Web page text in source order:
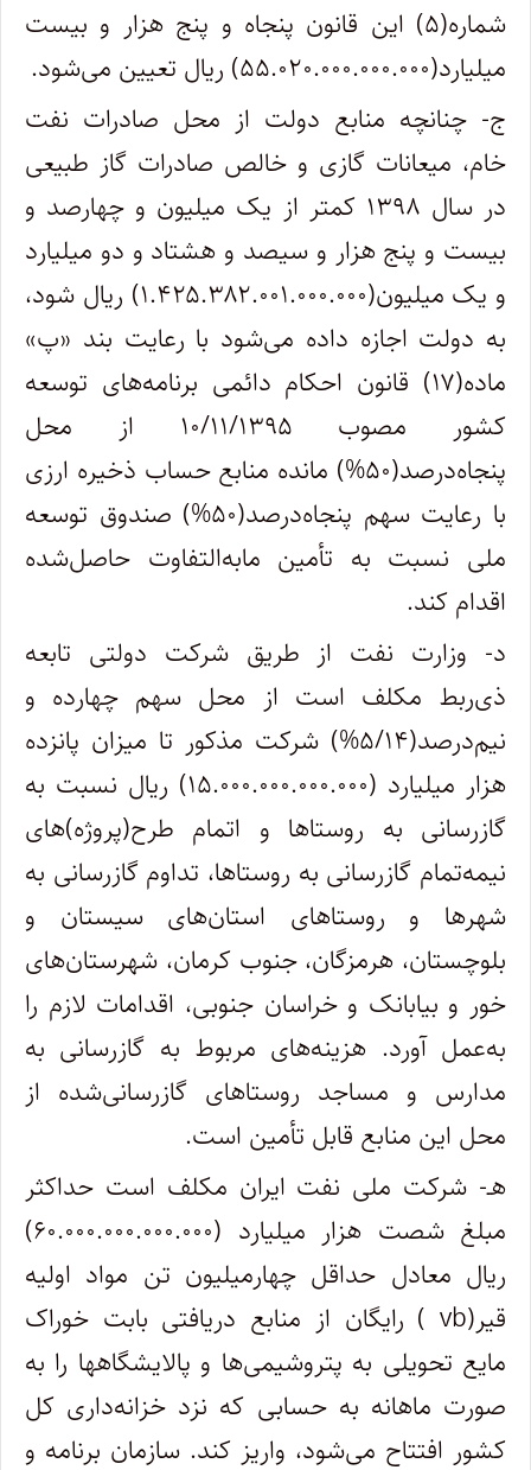
شماره(۵) این قانون پنجاه و پنج هزار و بیست
میلیارد(۵۵.۰۲۰.۰۰۰.۰۰۰.۰۰۰) ریال تعیین می‌شود.
ج- چنانچه منابع دولت از محل صادرات نفت
خام، میعانات گازی و خالص صادرات گاز طبیعی
در سال ۱۳۹۸ کمتر از یک میلیون و چهارصد و
بیست و پنج هزار و سیصد و هشتاد و دو میلیارد
و یک میلیون(۱.۴۲۵.۳۸۲.۰۰۱.۰۰۰.۰۰۰) ریال شود،
به دولت اجازه داده می‌شود با رعایت بند «پ»
ماده(۱۷) قانون احکام دائمی برنامه‌های توسعه
کشور مصوب ۱۰/۱۱/۱۳۹۵ از محل
پنجاه‌‌درصد(۵۰%) مانده منابع حساب ذخیره ارزی
با رعایت سهم پنجاه‌‌درصد(۵۰%) صندوق توسعه
ملی نسبت به تأمین مابه‌التفاوت حاصل‌شده
اقدام کند.
د- وزارت نفت از طریق شرکت دولتی تابعه
ذی‌ربط مکلف است از محل سهم چهارده و
نیم‌درصد(۵/۱۴%) شرکت مذکور تا میزان پانزده
هزار میلیارد (۱۵.۰۰۰.۰۰۰.۰۰۰.۰۰۰) ریال نسبت به
گازرسانی به روستاها و اتمام طرح(پروژه)‌های
نیمه‌تمام گازرسانی به روستاها، تداوم گازرسانی به
شهرها و روستاهای استان‌های سیستان و
بلوچستان، هرمزگان، جنوب کرمان، شهرستان‌های
خور و بیابانک و خراسان جنوبی، اقدامات لازم را
به‌عمل آورد. هزینه‌های مربوط به گازرسانی به
مدارس و مساجد روستاهای گازرسانی‌شده از
محل این منابع قابل تأمین است.
هـ- شرکت ملی نفت ایران مکلف است حداکثر
مبلغ شصت هزار میلیارد (۶۰.۰۰۰.۰۰۰.۰۰۰.۰۰۰)
ریال معادل حداقل چهارمیلیون تن مواد اولیه
قیر(vb ) رایگان از منابع دریافتی بابت خوراک
مایع تحویلی به پتروشیمی‌ها و پالایشگاهها را به
صورت ماهانه به حسابی که نزد خزانه‌داری کل
کشور افتتاح می‌شود، واریز کند. سازمان برنامه و